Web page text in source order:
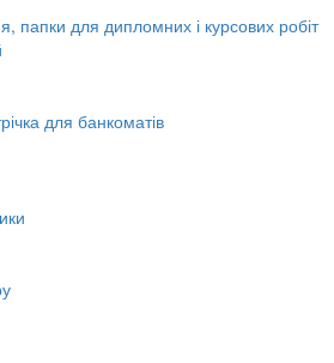
папки для дипломних і курсових робіт
для банкоматів